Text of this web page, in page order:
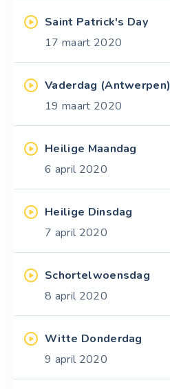
Saint Patrick's Day
17 maart 2020
Vaderdag (Antwerpen)
19 maart 2020
Heilige Maandag
6 april 2020
Heilige Dinsdag
7 april 2020
Schortelwoensdag
8 april 2020
Witte Donderdag
9 april 2020